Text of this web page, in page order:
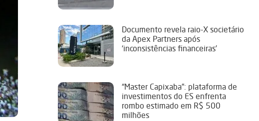
Documento revela raio-X societário
da Apex Partners após
‘inconsistências financeiras’
“Master Capixaba”: plataforma de
investimentos do ES enfrenta
rombo estimado em R$ 500
milhões